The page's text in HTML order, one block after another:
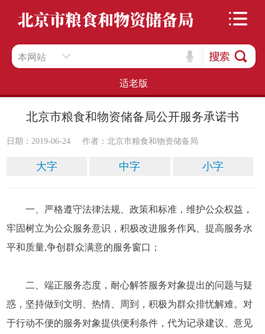
本网站
适老版
北京市粮食和物资储备局公开服务承诺书
日期：2019-06-24 作者：北京市粮食和物资储备局
大字 中字 小字
一、严格遵守法律法规、政策和标准，维护公众权益，
牢固树立为公众服务意识，积极改进服务作风、提高服务水
平和质量,争创群众满意的服务窗口；
二、端正服务态度，耐心解答服务对象提出的问题与疑
惑，坚持做到文明、热情、周到，积极为群众排忧解难。对
于行动不便的服务对象提供便利条件，代为记录建议、意见